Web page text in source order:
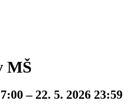
MŠ
– 22. 5. 2026 23:59